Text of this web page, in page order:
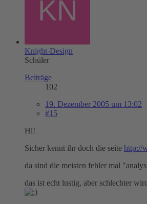
Knight-Design
Schüler
Beiträge
102
19. Dezember 2005 um 13:02
#15
Hi!
Sicher kennt ihr doch die seite http://
da sind die meisten fehler mal
das ist echt lustig, aber schlechter